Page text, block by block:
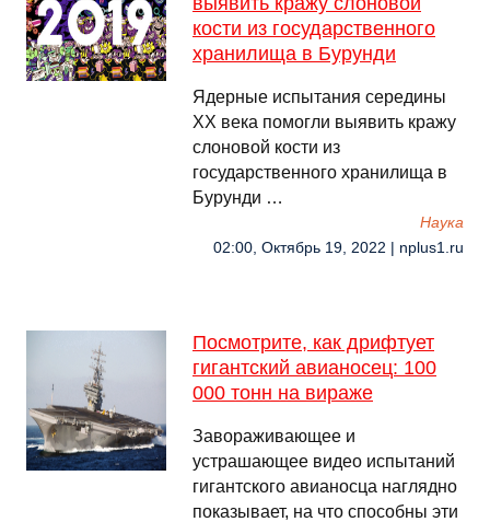
кости из государственного
хранилища в Бурунди
Ядерные испытания середины
XX века помогли выявить кражу
слоновой кости из
государственного хранилища в
Бурунди …
Наука
02:00, Октябрь 19, 2022 | nplus1.ru
Посмотрите, как дрифтует
гигантский авианосец: 100
000 тонн на вираже
Завораживающее и
устрашающее видео испытаний
гигантского авианосца наглядно
показывает, на что способны эти